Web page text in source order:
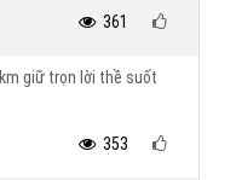
361
giữ trọn lời thề suốt
353